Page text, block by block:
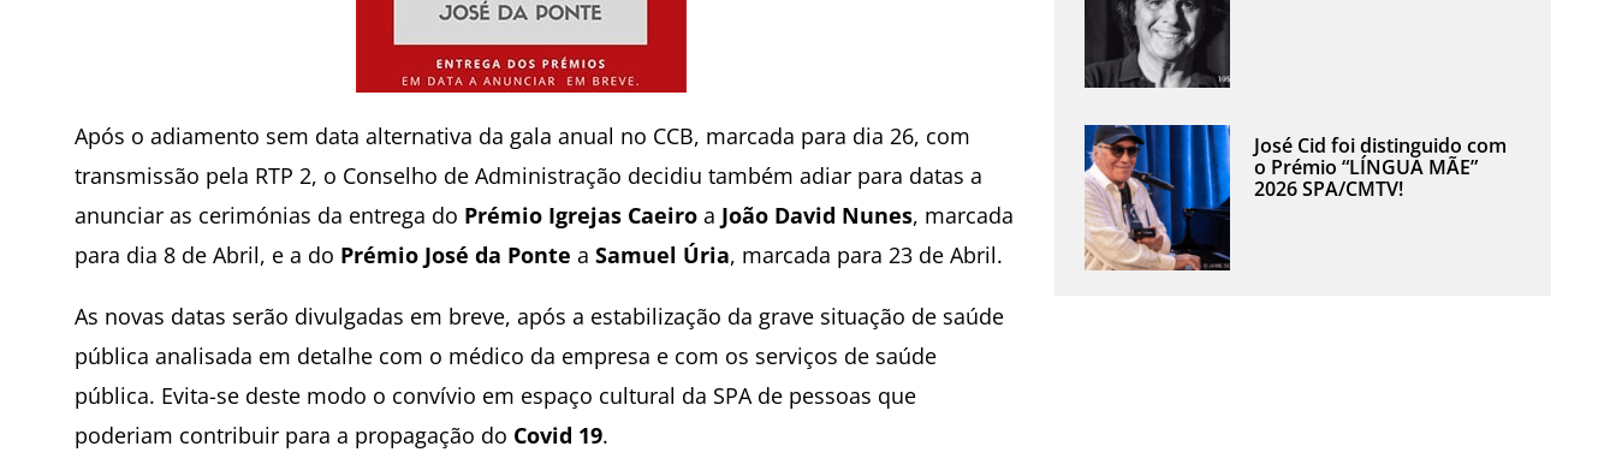
Após o adiamento sem data alternativa da gala anual no CCB, marcada para dia 26, com
transmissão pela RTP 2, o Conselho de Administração decidiu também adiar para datas a
anunciar as cerimónias da entrega do Prémio Igrejas Caeiro a João David Nunes, marcada
para dia 8 de Abril, e a do Prémio José da Ponte aSamuel Úria, marcada para 23 de Abril.
As novas datas serão divulgadas em breve, após a estabilização da grave situação de saúde
pública analisada em detalhe com o médico da empresa e com os serviços de saúde
pública. Evita-se deste modo o convívio em espaço cultural da SPA de pessoas que
poderiam contribuir para a propagação do Covid 19.
José Cid foi distinguido com
o Prémio “LÍNGUA MÃE”
2026 SPA/CMTV!